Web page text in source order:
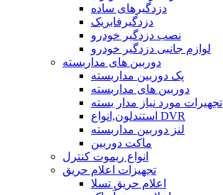
دزدگیرهای ساده
دزدگیرفابریک
نصب دزدگیر خودرو
لوازم جانبی دزدگیر خودرو
دوربین های مداربسته
پک دوربین مداربسته
دوربین های مداربسته
تجهیرات مورد نیاز مدار بسته
استندلون,انواع DVR
لنز دوربین مداربسته
ماکت دوربین
انواع ریموت کنترل
تجهیزات اعلام حریق
اعلام حریق تسلا